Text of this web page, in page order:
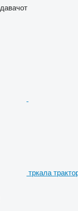
тркала